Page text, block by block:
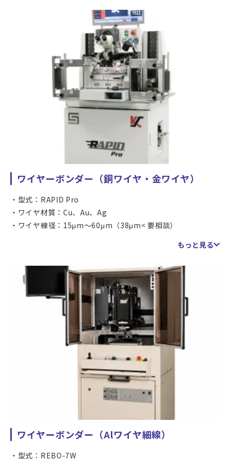
位置精度：XY±3.0μm@3σ
ワイヤーボンダー（銅ワイヤ・金ワイヤ）
型式：RAPID Pro
ワイヤ材質：Cu、Au、Ag
ワイヤ線径：15μm～60μm（38μm< 要相談）
ボンドエリア：X 56mm×Y 90mm
ワークサイズ：長さ90-300mm、幅25-100mm、厚み0.1-
2.0mm
もっと見る
ワイヤーボンダー（Alワイヤ細線）
型式：REBO-7W